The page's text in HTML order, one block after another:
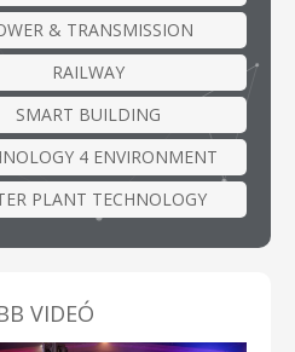
& TRANSMISSION
RAILWAY
SMART BUILDING
4 ENVIRONMENT
PLANT TECHNOLOGY
VIDEÓ